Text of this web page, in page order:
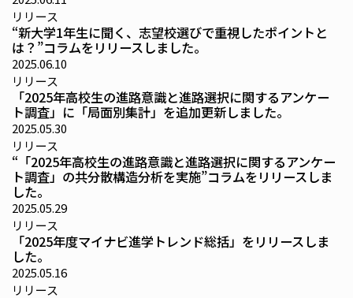
リリース
“新大学1年生に聞く、志望校選びで重視したポイントと
は？”コラムをリリースしました。
2025.06.10
リリース
「2025年高校生の進路意識と進路選択に関するアンケー
ト調査」に「局面別集計」を追加更新しました。
2025.05.30
リリース
“「2025年高校生の進路意識と進路選択に関するアンケー
ト調査」の共分散構造分析を実施”コラムをリリースしま
した。
2025.05.29
リリース
「2025年度マイナビ進学トレンド総括」をリリースしま
した。
2025.05.16
リリース